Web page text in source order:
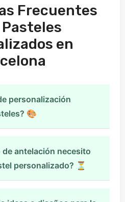
Frecuentes
en
personalización
🎨
antelación necesito
personalizado? ⏳